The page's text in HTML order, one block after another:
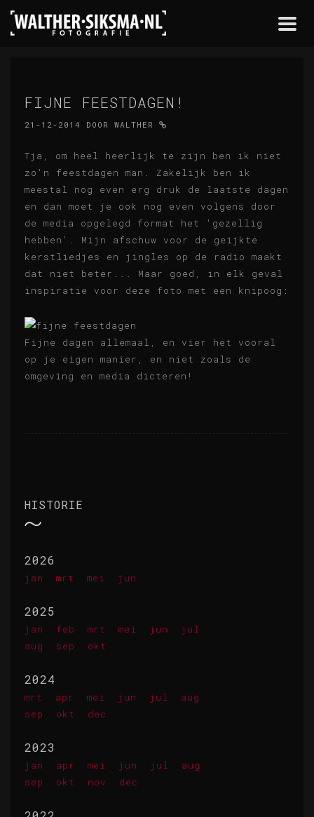
FIJNE FEESTDAGEN!
21-12-2014 DOOR WALTHER
Tja, om heel heerlijk te zijn ben ik niet
zo'n feestdagen man. Zakelijk ben ik
meestal nog even erg druk de laatste dagen
en dan moet je ook nog even volgens door
de media opgelegd format het 'gezellig
hebben'. Mijn afschuw voor de geijkte
kerstliedjes en jingles op de radio maakt
dat niet beter... Maar goed, in elk geval
inspiratie voor deze foto met een knipoog:
Fijne dagen allemaal, en vier het vooral
op je eigen manier, en niet zoals de
omgeving en media dicteren!
HISTORIE
2026
jan mrt mei jun
2025
jan feb mrt mei jun
jul
aug
sep okt
2024
mrt apr mei jun jul
aug
sep
okt dec
2023
jan apr mei jun jul
aug
sep
okt nov dec